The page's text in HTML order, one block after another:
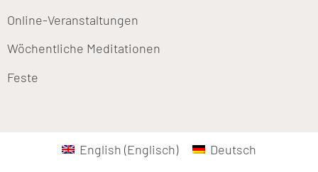
Online-Veranstaltungen
Wöchentliche Meditationen
Feste
English (Englisch) Deutsch